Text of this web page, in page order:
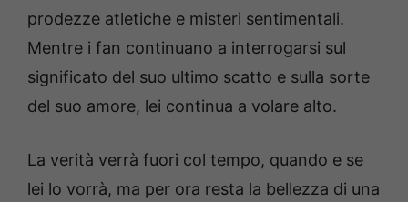
prodezze atletiche e misteri sentimentali.
Mentre i fan continuano a interrogarsi sul
significato del suo ultimo scatto e sulla sorte
del suo amore, lei continua a volare alto.
La verità verrà fuori col tempo, quando e se
lei lo vorrà, ma per ora resta la bellezza di una